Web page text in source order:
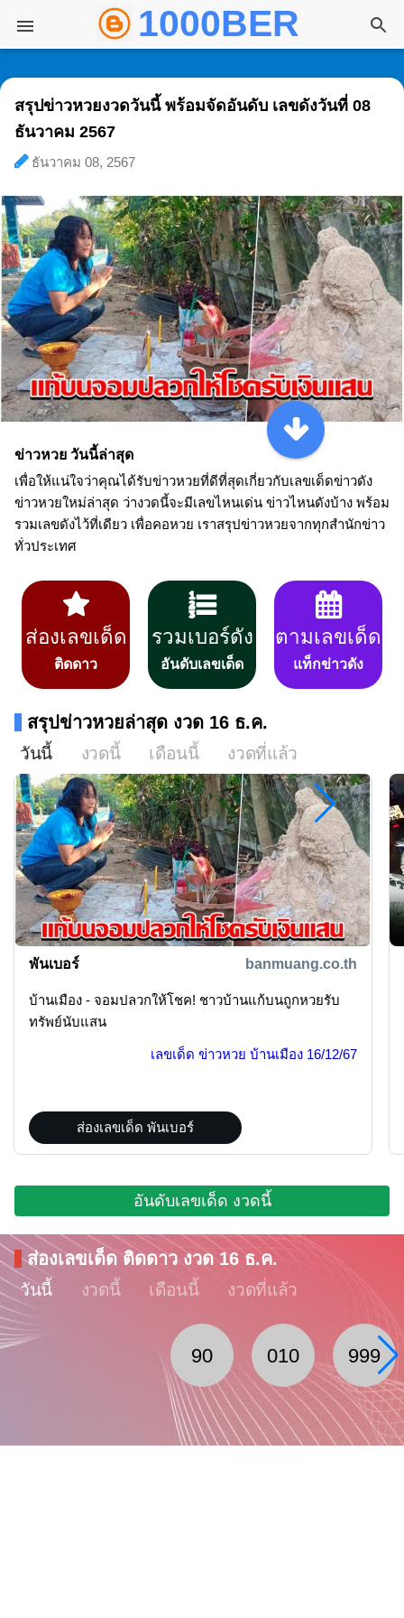
ข้ามไปที่เนื้อหาหลัก
1000BER พันเ
สรุปข่าวหวยงวดวันนี้ พร้อมจัดอันดับ เลขดังวันที่ 08
ธันวาคม 2567
ธันวาคม 08, 2567
ข่าวหวย วันนี้ล่าสุด
เพื่อให้แน่ใจว่าคุณได้รับข่าวหวยที่ดีที่สุดเกี่ยวกับเลขเด็ดข่าวดัง
ข่าวหวยใหม่ล่าสุด ว่างวดนี้จะมีเลขไหนเด่น ข่าวไหนดังบ้าง พร้อม
รวมเลขดังไว้ที่เดียว เพื่อคอหวย เราสรุปข่าวหวยจากทุกสำนักข่าว
ทั่วประเทศ
ส่องเลขเด็ด
ติดดาว
รวมเบอร์ดัง
อันดับเลขเด็ด
ตามเลขเด็ด
แท็กข่าวดัง
สรุปข่าวหวยล่าสุด งวด 16 ธ.ค.
วันนี้ งวดนี้ เดือนนี้ งวดที่แล้ว
พันเบอร์ banmuang.co.th
ส่องเลขเด็ด พันเบอร์
บ้านเมือง - จอมปลวกให้โชค! ชาวบ้านแก้บนถูกหวยรับ
ทรัพย์นับแสน
เลขเด็ด ข่าวหวย บ้านเมือง 16/12/67
อันดับเลขเด็ด งวดนี้
ส่องเลขเด็ด ติดดาว งวด 16 ธ.ค.
วันนี้ งวดนี้ เดือนนี้ งวดที่แล้ว
90 010 999